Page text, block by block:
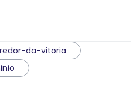
da-vitoria